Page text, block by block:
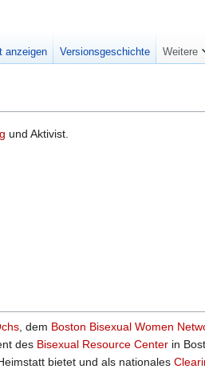
und Aktivist.
, dem Boston Bisexual Women
des Bisexual Resource Center in
bietet und als nationales
anzeigen Versionsgeschichte Weitere